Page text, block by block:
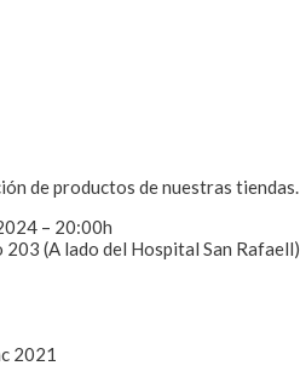
de productos de nuestras tiendas.
– 20:00h
(A lado del Hospital San Rafaell)
2021